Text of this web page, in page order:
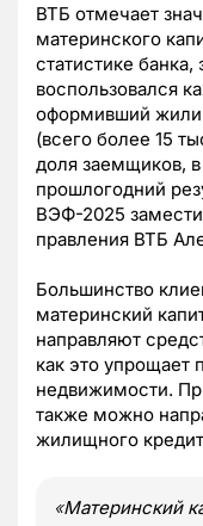
ВТБ отмечает
материнского
статистике
воспользовался
оформивший
(всего более 15
доля заемщиков,
прошлогодний
ВЭФ-2025
правления ВТБ
Большинство
материнский
направляют
как это упрощает
недвижимости.
также можно
жилищного
«Материнский